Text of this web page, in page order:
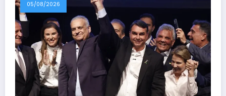
05/08/2026